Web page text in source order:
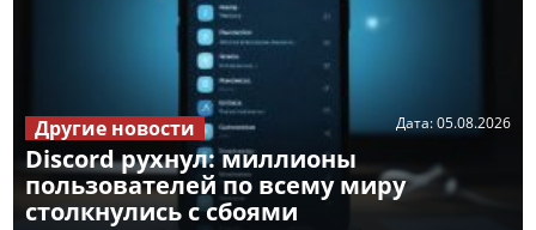
Discord рухнул: миллионы
пользователей по всему миру
столкнулись с сбоями
Дата:05.08.2026
Другие новости